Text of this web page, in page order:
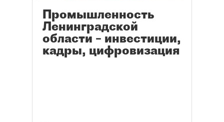
Промышленность
Ленинградской
области – инвестиции,
кадры, цифровизация